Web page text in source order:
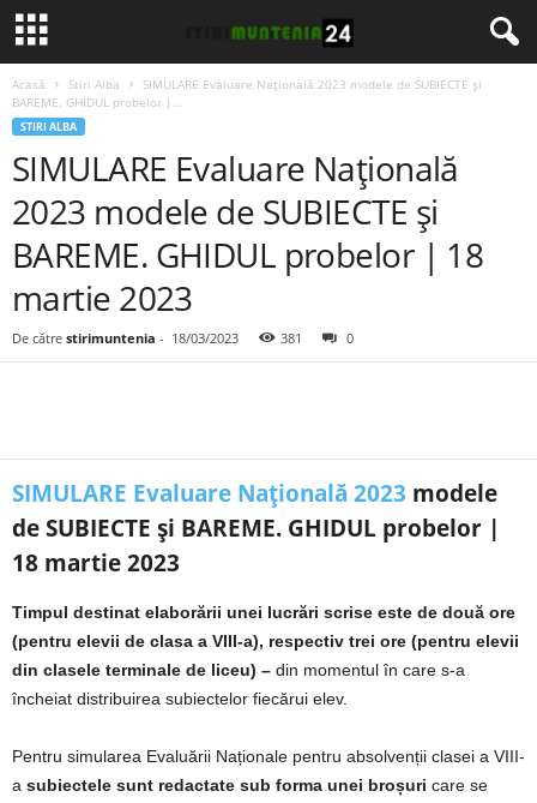
Acasă Stiri Alba
SIMULARE Evaluare Națională 2023 modele de SUBIECTE și
BAREME. GHIDUL probelor |...
STIRI ALBA
SIMULARE Evaluare Națională
2023 modele de SUBIECTE și
BAREME. GHIDUL probelor | 18
martie 2023
De către stirimuntenia - 18/03/2023 381 0
SIMULARE Evaluare Națională 2023 modele
de SUBIECTE și BAREME. GHIDUL probelor |
18 martie 2023
Timpul destinat elaborării unei lucrări scrise este de două ore
(pentru elevii de clasa a VIII-a), respectiv trei ore (pentru elevii
din clasele terminale de liceu) – din momentul în care s-a
încheiat distribuirea subiectelor fiecărui elev.
Pentru simularea Evaluării Naționale pentru absolvenții clasei a VIII-
a subiectele sunt redactate sub forma unei broșuri care se